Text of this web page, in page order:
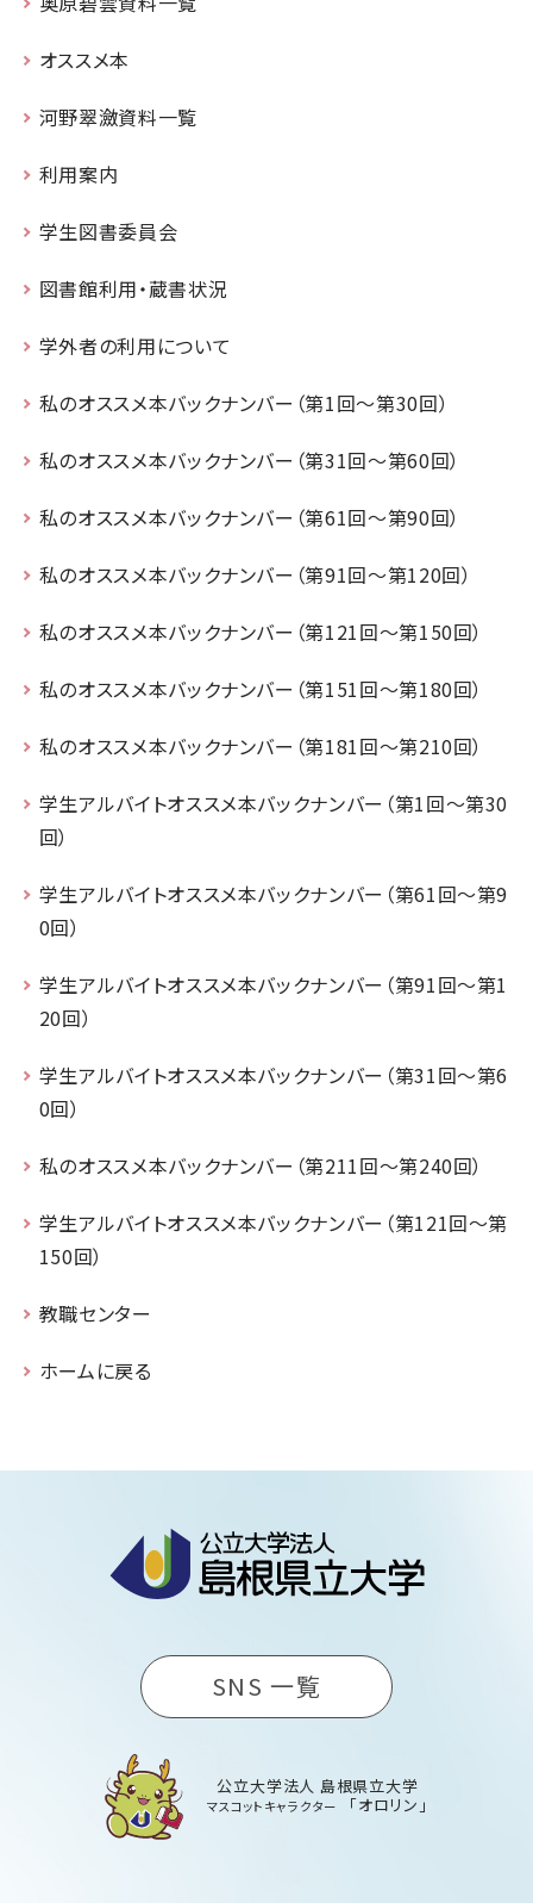
オススメ本
河野翠瀲資料一覧
利用案内
学生図書委員会
図書館利用・蔵書状況
学外者の利用について
私のオススメ本バックナンバー（第1回～第30回）
私のオススメ本バックナンバー（第31回～第60回）
私のオススメ本バックナンバー（第61回～第90回）
私のオススメ本バックナンバー（第91回～第120回）
私のオススメ本バックナンバー（第121回～第150回）
私のオススメ本バックナンバー（第151回～第180回）
私のオススメ本バックナンバー（第181回～第210回）
学生アルバイトオススメ本バックナンバー（第1回～第30
回）
学生アルバイトオススメ本バックナンバー（第61回～第9
0回）
学生アルバイトオススメ本バックナンバー（第91回～第1
20回）
学生アルバイトオススメ本バックナンバー（第31回～第6
0回）
私のオススメ本バックナンバー（第211回～第240回）
学生アルバイトオススメ本バックナンバー（第121回～第
150回）
教職センター
ホームに戻る
SNS 一覧
公立大学法人 島根県立大学
マスコットキャラクター 「オロリン」